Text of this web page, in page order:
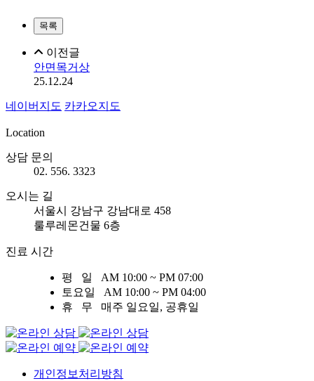
이전글
안면목거상
25.12.24
네이버지도 카카오지도
30m
Location
상담 문의
02. 556. 3323
오시는 길
서울시 강남구 강남대로 458
룰루레몬건물 6층
진료 시간
평 일
AM 10:00 ~ PM 07:00
토요일
AM 10:00 ~ PM 04:00
휴 무 매주 일요일, 공휴일
개인정보처리방침